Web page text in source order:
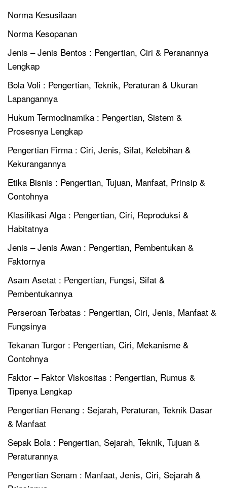
Norma Kesusilaan
Norma Kesopanan
Jenis – Jenis Bentos : Pengertian, Ciri & Peranannya
Lengkap
Bola Voli : Pengertian, Teknik, Peraturan & Ukuran
Lapangannya
Hukum Termodinamika : Pengertian, Sistem &
Prosesnya Lengkap
Pengertian Firma : Ciri, Jenis, Sifat, Kelebihan &
Kekurangannya
Etika Bisnis : Pengertian, Tujuan, Manfaat, Prinsip &
Contohnya
Klasifikasi Alga : Pengertian, Ciri, Reproduksi &
Habitatnya
Jenis – Jenis Awan : Pengertian, Pembentukan &
Faktornya
Asam Asetat : Pengertian, Fungsi, Sifat &
Pembentukannya
Perseroan Terbatas : Pengertian, Ciri, Jenis, Manfaat &
Fungsinya
Tekanan Turgor : Pengertian, Ciri, Mekanisme &
Contohnya
Faktor – Faktor Viskositas : Pengertian, Rumus &
Tipenya Lengkap
Pengertian Renang : Sejarah, Peraturan, Teknik Dasar
& Manfaat
Sepak Bola : Pengertian, Sejarah, Teknik, Tujuan &
Peraturannya
Pengertian Senam : Manfaat, Jenis, Ciri, Sejarah &